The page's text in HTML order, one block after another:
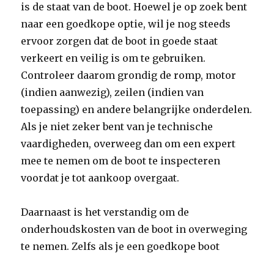
is de staat van de boot. Hoewel je op zoek bent
naar een goedkope optie, wil je nog steeds
ervoor zorgen dat de boot in goede staat
verkeert en veilig is om te gebruiken.
Controleer daarom grondig de romp, motor
(indien aanwezig), zeilen (indien van
toepassing) en andere belangrijke onderdelen.
Als je niet zeker bent van je technische
vaardigheden, overweeg dan om een expert
mee te nemen om de boot te inspecteren
voordat je tot aankoop overgaat.
Daarnaast is het verstandig om de
onderhoudskosten van de boot in overweging
te nemen. Zelfs als je een goedkope boot